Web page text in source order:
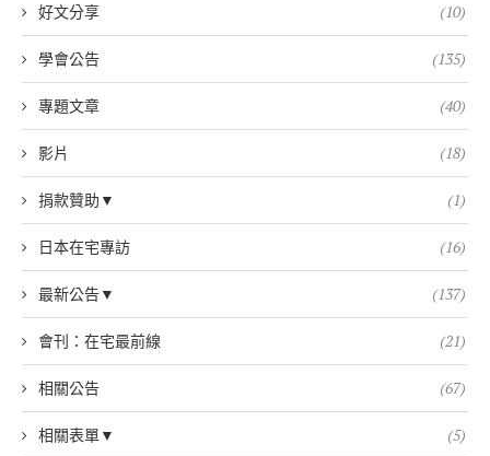
好文分享 (10)
學會公告 (135)
專題文章 (40)
影片 (18)
捐款贊助▼ (1)
日本在宅專訪 (16)
最新公告▼ (137)
會刊：在宅最前線 (21)
相關公告 (67)
相關表單▼ (5)